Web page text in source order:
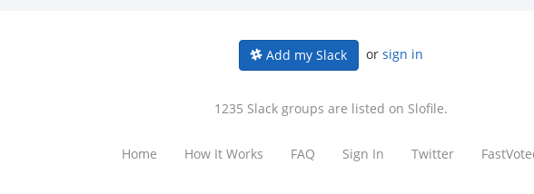
Add my Slack or sign in
1235 Slack groups are listed on Slofile.
Home How It Works FAQ Sign In Twitter